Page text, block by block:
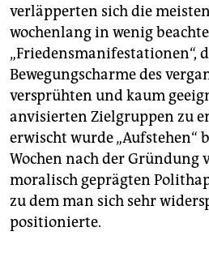
verläpperten sich die
wochenlang in wenig
„Friedensmanifestationen“,
Bewegungscharme des
versprühten und kaum
anvisierten Zielgruppen zu
erwischt wurde „Aufstehen“
Wochen nach der Gründung
moralisch geprägten
zu dem man sich sehr
positionierte.